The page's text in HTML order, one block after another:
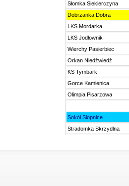
Słomka Siekierczyna
Dobrzanka Dobra
LKS Mordarka
LKS Jodłownik
Wierchy Pasierbiec
Orkan Niedźwiedź
KS Tymbark
Gorce Kamienica
Olimpia Pisarzowa
Sokół Słopnice
Stradomka Skrzydlna